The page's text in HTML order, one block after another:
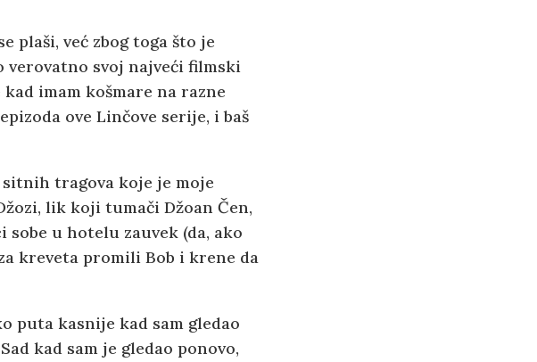
plaši, već zbog toga što je
verovatno svoj najveći filmski
imam košmare na razne
ove Linčove serije, i baš
tragova koje je moje
lik koji tumači Džoan Čen,
u hotelu zauvek (da, ako
kreveta promili Bob i krene da
puta kasnije kad sam gledao
kad sam je gledao ponovo,